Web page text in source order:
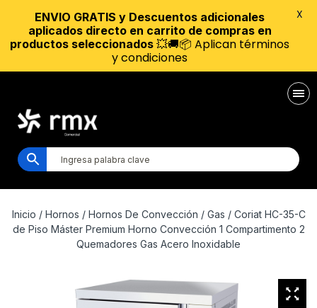
Inicio / Hornos / Hornos De Convección / Gas / Coriat HC-35-C
de Piso Máster Premium Horno Convección 1 Compartimento 2
Quemadores Gas Acero Inoxidable
ENVIO GRATIS y Descuentos adicionales
aplicados directo en carrito de compras en
productos seleccionados 💥🚚📦 Aplican términos
y condiciones
X